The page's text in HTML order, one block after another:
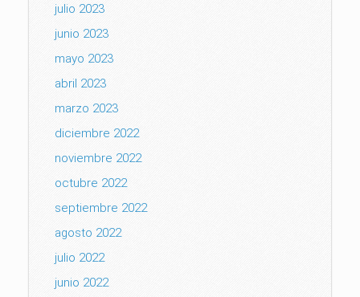
julio 2023
junio 2023
mayo 2023
abril 2023
marzo 2023
diciembre 2022
noviembre 2022
octubre 2022
septiembre 2022
agosto 2022
julio 2022
junio 2022